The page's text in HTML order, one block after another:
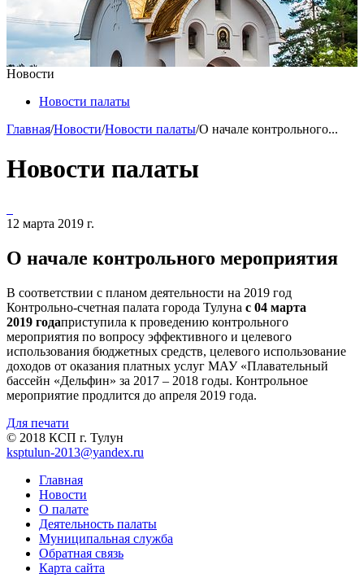
Новости
Новости палаты
Главная/Новости/Новости палаты/О начале контрольного...
Новости палаты
12 марта 2019 г.
О начале контрольного мероприятия
В соответствии с планом деятельности на 2019 год
Контрольно-счетная палата города Тулуна с 04 марта
2019 годаприступила к проведению контрольного
мероприятия по вопросу эффективного и целевого
использования бюджетных средств, целевого использование
доходов от оказания платных услуг МАУ «Плавательный
бассейн «Дельфин» за 2017 – 2018 годы. Контрольное
мероприятие продлится до апреля 2019 года.
Для печати
© 2018 КСП г. Тулун
ksptulun-2013@yandex.ru
Главная
Новости
О палате
Деятельность палаты
Муниципальная служба
Обратная связь
Карта сайта